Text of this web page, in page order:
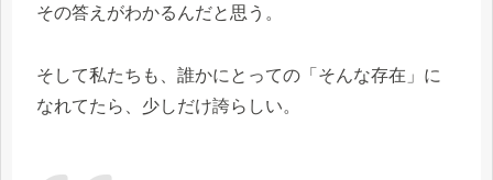
その答えがわかるんだと思う。
そして私たちも、誰かにとっての「そんな存在」に
なれてたら、少しだけ誇らしい。